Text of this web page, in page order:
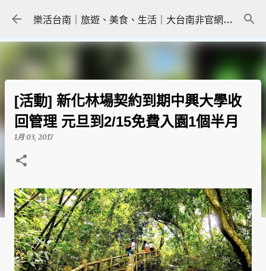
跳到主要內容 樂活台南｜旅遊、美食、生活｜大台南非官網｜tainanlohas.cc
[活動] 新化林場契約到期中興大學收
回管理 元旦到2/15免費入園1個半月
1月 03, 2017